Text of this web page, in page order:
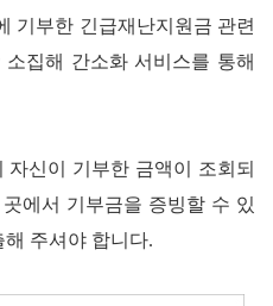
기부한 긴급재난지원금 관련
집해 간소화 서비스를 통해
신이 기부한 금액이 조회되
에서 기부금을 증빙할 수 있
해 주셔야 합니다.